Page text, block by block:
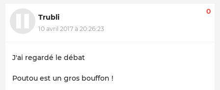
Trubli
10 avril 2017 à 20:26:23
0
J'ai regardé le débat
Poutou est un gros bouffon !